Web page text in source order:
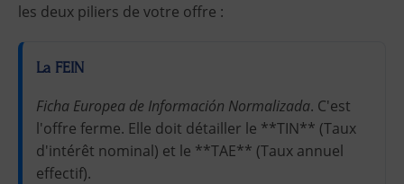
les deux piliers de votre offre :
La FEIN
Ficha Europea de Información Normalizada. C'est
l'offre ferme. Elle doit détailler le **TIN** (Taux
d'intérêt nominal) et le **TAE** (Taux annuel
effectif).